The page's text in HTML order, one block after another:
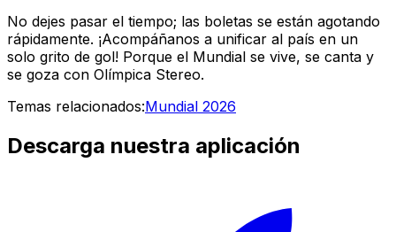
No dejes pasar el tiempo; las boletas se están agotando
rápidamente. ¡Acompáñanos a unificar al país en un
solo grito de gol! Porque el Mundial se vive, se canta y
se goza con Olímpica Stereo.
Temas relacionados:Mundial 2026
Descarga nuestra aplicación